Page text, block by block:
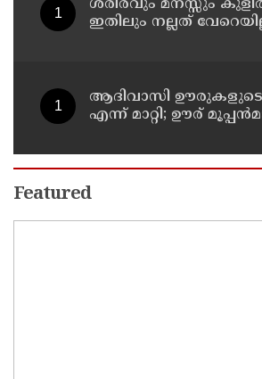
ശരീരവും മനസ്സും
ഇതിലും നല്ലത്
ആദിവാസി
എന്ന് മാറ്റി; ഊര്
പട്ടികജാതി-
മന്ത്രി കെ എ തുളസി
Featured